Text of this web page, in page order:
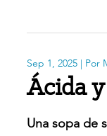
Sep 1, 2025 | Por
Ácida
Una sopa de